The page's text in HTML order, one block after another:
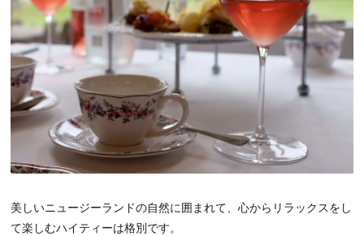
美しいニュージーランドの自然に囲まれて、心からリラックスをし
て楽しむハイティーは格別です。